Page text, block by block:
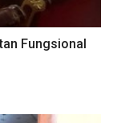
Fungsional